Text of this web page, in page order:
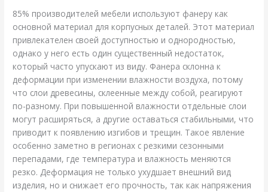
85% производителей мебели используют фанеру как
основной материал для корпусных деталей. Этот материал
привлекателен своей доступностью и однородностью,
однако у него есть один существенный недостаток,
который часто упускают из виду. Фанера склонна к
деформации при изменении влажности воздуха, потому
что слои древесины, склеенные между собой, реагируют
по-разному. При повышенной влажности отдельные слои
могут расширяться, а другие оставаться стабильными, что
приводит к появлению изгибов и трещин. Такое явление
особенно заметно в регионах с резкими сезонными
перепадами, где температура и влажность меняются
резко. Деформация не только ухудшает внешний вид
изделия, но и снижает его прочность, так как напряжения